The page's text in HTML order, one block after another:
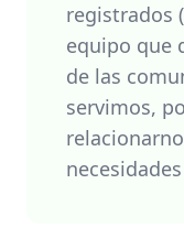
registrados
equipo que
de las
servimos,